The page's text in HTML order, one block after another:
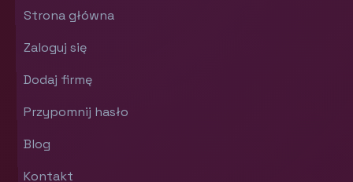
Strona główna
Zaloguj się
Dodaj firmę
Przypomnij hasło
Blog
Kontakt